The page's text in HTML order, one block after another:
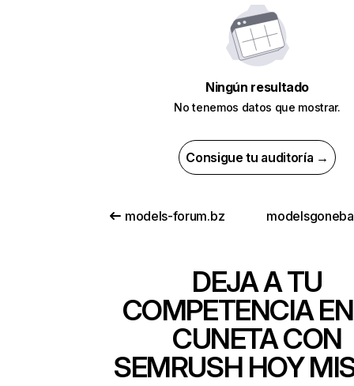
Ningún resultado
No tenemos datos que mostrar.
Consigue tu auditoría →
models-forum.bz
DEJA A TU
COMPETENCIA
CUNETA CON
SEMRUSH HOY